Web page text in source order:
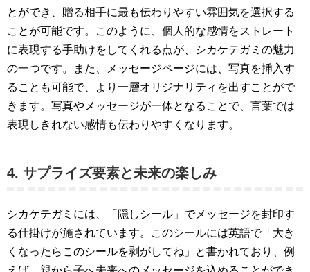
とができ、贈る相手に最も伝わりやすい雰囲気を選択する
ことが可能です。このように、個人的な感情をストレート
に表現する手助けをしてくれる点が、シカケテガミの魅力
の一つです。また、メッセージページには、写真を挿入す
ることも可能で、より一層オリジナリティを出すことがで
きます。写真やメッセージが一体となることで、言葉では
表現しきれない感情も伝わりやすくなります。
4. サプライズ要素と未来の楽しみ
シカケテガミには、「隠しシール」でメッセージを封印す
る仕掛けが施されています。このシールには英語で「大き
くなったらこのシールを剥がしてね」と書かれており、例